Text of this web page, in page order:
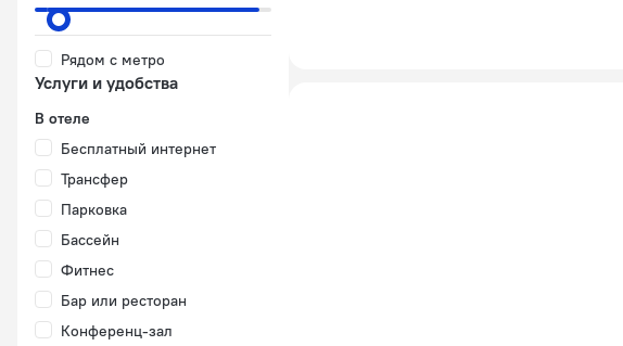
Рядом с метро
Услуги и удобства
В отеле
Бесплатный интернет
Трансфер
Парковка
Бассейн
Фитнес
Бар или ресторан
Конференц-зал